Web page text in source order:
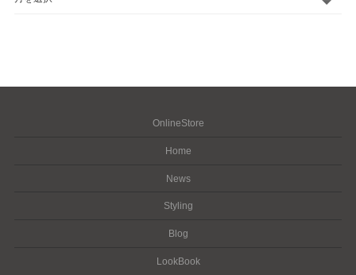
OnlineStore
Home
News
Styling
Blog
LookBook